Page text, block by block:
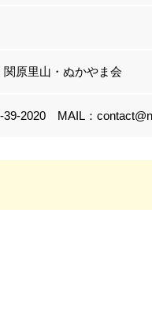
原里山・ぬかやま会
2020 MAIL：